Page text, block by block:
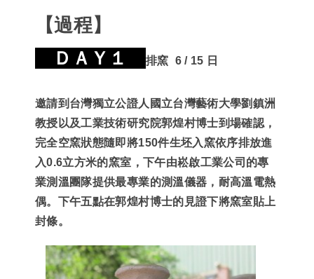
【過程】
ＤＡＹ１排窯 6 / 15 日
邀請到台灣獨立公證人國立台灣藝術大學劉鎮洲
教授以及工業技術研究院郭煌村博士到場確認 ，
完全空窯狀態隨即將150件生坯入窯依序排放進
入0.6立方米的窯室 ， 下午由崧啟工業公司的專
業測溫團隊提供最專業的測溫儀器 ， 耐高溫電熱
偶。 下午五點在郭煌村博士的見證下將窯室貼上
封條。